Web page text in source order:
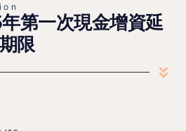
第一次現金增資延
限